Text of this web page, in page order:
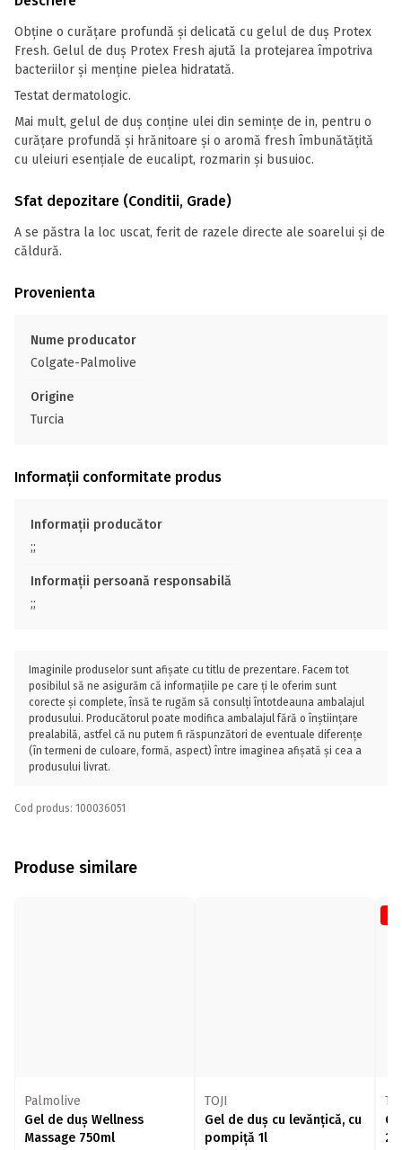
Obține o curățare profundă și delicată cu gelul de duș Protex
Fresh. Gelul de duș Protex Fresh ajută la protejarea împotriva
bacteriilor și menține pielea hidratată.
Testat dermatologic.
Mai mult, gelul de duș conține ulei din semințe de in, pentru o
curățare profundă și hrănitoare și o aromă fresh îmbunătățită
cu uleiuri esențiale de eucalipt, rozmarin și busuioc.
Sfat depozitare (Conditii, Grade)
A se păstra la loc uscat, ferit de razele directe ale soarelui și de
căldură.
Provenienta
Nume producator
Colgate-Palmolive
Origine
Turcia
Informații conformitate produs
Informații producător
;;
Informații persoană responsabilă
;;
Imaginile produselor sunt afișate cu titlu de prezentare. Facem tot
posibilul să ne asigurăm că informațiile pe care ți le oferim sunt
corecte și complete, însă te rugăm să consulți întotdeauna ambalajul
produsului. Producătorul poate modifica ambalajul fără o înștiințare
prealabilă, astfel că nu putem fi răspunzători de eventuale diferențe
(în termeni de culoare, formă, aspect) între imaginea afișată și cea a
produsului livrat.
Cod produs: 100036051
Produse similare
Palmolive
Gel de duș Wellness
Massage 750ml
TOJI
Gel de duș cu levănțică, cu
pompiță 1l